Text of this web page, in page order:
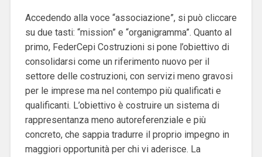
Accedendo alla voce “associazione”, si può cliccare
su due tasti: “mission” e “organigramma”. Quanto al
primo, FederCepi Costruzioni si pone l’obiettivo di
consolidarsi come un riferimento nuovo per il
settore delle costruzioni, con servizi meno gravosi
per le imprese ma nel contempo più qualificati e
qualificanti. L’obiettivo è costruire un sistema di
rappresentanza meno autoreferenziale e più
concreto, che sappia tradurre il proprio impegno in
maggiori opportunità per chi vi aderisce. La